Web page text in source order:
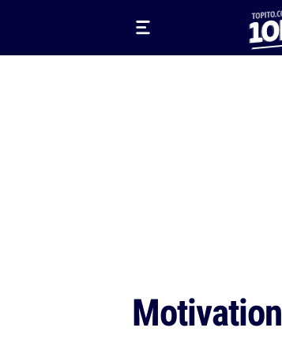
Motivation